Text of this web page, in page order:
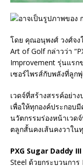
โดย คุณอนุพงศ์ วงศ์จง
Art of Golf กล่าวว่า
Improvement รุ่นแรก
เซอร์ไพรส์กับพลังที่ลูก
เวดจ์ที่สร้างสรรค์อย่า
เพื่อให้ทุกองค์ประกอบ
นวัตกรรมร่องหน้าเวด
ตลูกสั้นคงเส้นคงวาใ
PXG Sugar Daddy
Steel ด้วยกระบวนการ